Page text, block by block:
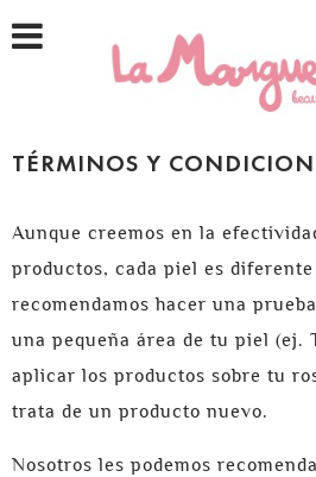
TÉRMINOS Y
Aunque creemos en la
productos, cada piel es
recomendamos hacer una
una pequeña área de tu piel (ej.
aplicar los productos sobre tu
trata de un producto nuevo.
Nosotros les podemos